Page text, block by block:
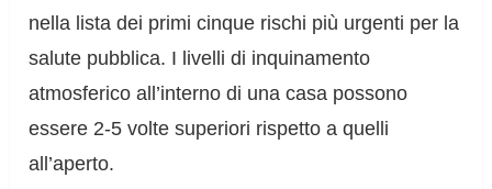
nella lista dei primi cinque rischi più urgenti per la
salute pubblica. I livelli di inquinamento
atmosferico all’interno di una casa possono
essere 2-5 volte superiori rispetto a quelli
all’aperto.